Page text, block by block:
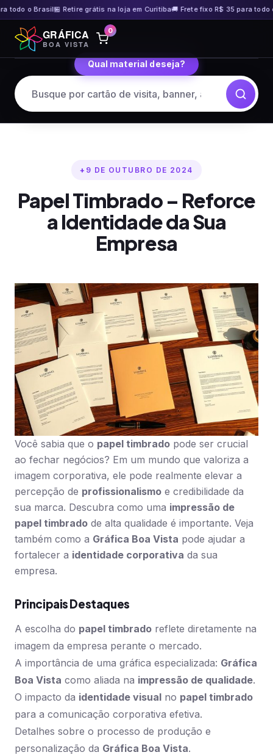
o Brasil🏪 Retire grátis na loja em Curitiba🚚 Frete fixo R$ 35 para todo o
Pular
para
o
GRÁFICA
BOA VISTA
0
Qual material deseja?
9 DE OUTUBRO DE 2024
Papel Timbrado – Reforce
a Identidade da Sua
Empresa
Você sabia que o papel timbrado pode ser crucial
ao fechar negócios? Em um mundo que valoriza a
imagem corporativa, ele pode realmente elevar a
percepção de profissionalismo e credibilidade da
sua marca. Descubra como uma impressão de
papel timbrado de alta qualidade é importante. Veja
também como a Gráfica Boa Vista pode ajudar a
fortalecer a identidade corporativa da sua
empresa.
Principais Destaques
A escolha do papel timbrado reflete diretamente na
imagem da empresa perante o mercado.
A importância de uma gráfica especializada: Gráfica
Boa Vista como aliada na impressão de qualidade.
O impacto da identidade visual no papel timbrado
para a comunicação corporativa efetiva.
Detalhes sobre o processo de produção e
personalização da Gráfica Boa Vista.